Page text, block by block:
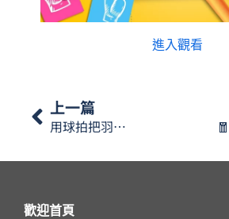
進入觀看
上一篇
用球拍把羽毛球打來打去，要看清楚球飛到哪裡，跑得快、打得準，就能贏得比賽！想知道「羽毛球」的澳門手語怎樣表達呢？…【星期一手語】
歡迎首頁